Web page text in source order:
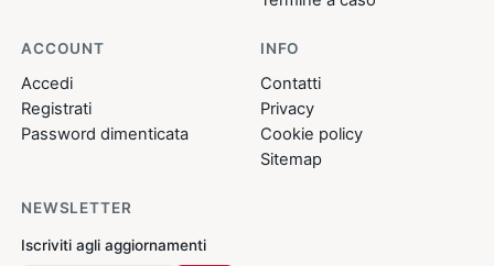
ACCOUNT
Accedi
Registrati
Password dimenticata
INFO
Contatti
Privacy
Cookie policy
Sitemap
NEWSLETTER
Iscriviti agli aggiornamenti